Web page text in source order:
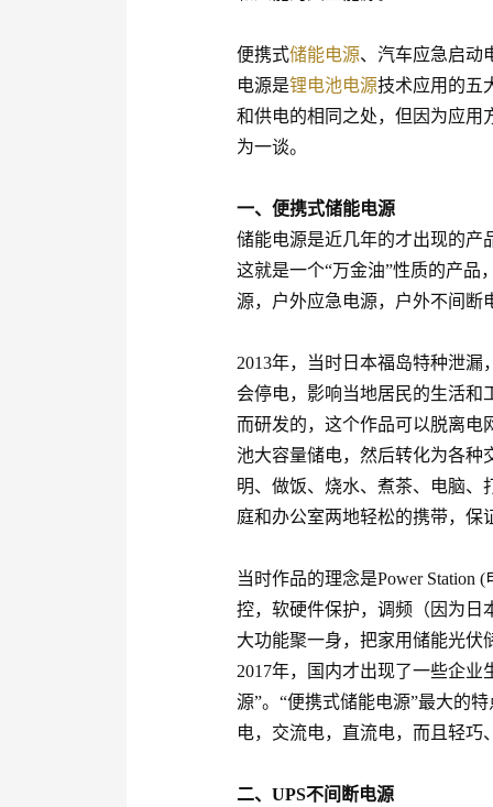
便携式储能电源、汽车应急启动
电源是锂电池电源技术应用的五
和供电的相同之处，但因为应用
为一谈。
一、便携式储能电源
储能电源是近几年的才出现的产
这就是一个“万金油”性质的产品
源，户外应急电源，户外不间断
2013年，当时日本福岛特种泄
会停电，影响当地居民的生活和
而研发的，这个作品可以脱离电
池大容量储电，然后转化为各种
明、做饭、烧水、煮茶、电脑、
庭和办公室两地轻松的携带，保
当时作品的理念是Power Station
控，软硬件保护，调频（因为日
大功能聚一身，把家用储能光伏
2017年，国内才出现了一些企
源”。“便携式储能电源”最大的
电，交流电，直流电，而且轻巧
二、UPS不间断电源